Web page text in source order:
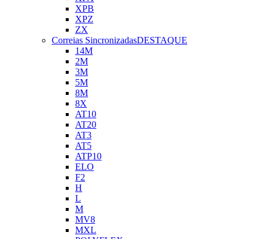
XPB
XPZ
ZX
Correias SincronizadasDESTAQUE
14M
2M
3M
5M
8M
8X
AT10
AT20
AT3
AT5
ATP10
ELO
F2
H
L
M
MV8
MXL